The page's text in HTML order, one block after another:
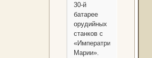
30-й
батарее
орудийных
станков с
«Императрицы
Марии».